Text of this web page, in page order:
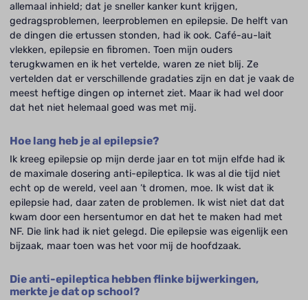
allemaal inhield; dat je sneller kanker kunt krijgen,
gedragsproblemen, leerproblemen en epilepsie. De helft van
de dingen die ertussen stonden, had ik ook. Café-au-lait
vlekken, epilepsie en fibromen. Toen mijn ouders
terugkwamen en ik het vertelde, waren ze niet blij. Ze
vertelden dat er verschillende gradaties zijn en dat je vaak de
meest heftige dingen op internet ziet. Maar ik had wel door
dat het niet helemaal goed was met mij.
Hoe lang heb je al epilepsie?
Ik kreeg epilepsie op mijn derde jaar en tot mijn elfde had ik
de maximale dosering anti-epileptica. Ik was al die tijd niet
echt op de wereld, veel aan ’t dromen, moe. Ik wist dat ik
epilepsie had, daar zaten de problemen. Ik wist niet dat dat
kwam door een hersentumor en dat het te maken had met
NF. Die link had ik niet gelegd. Die epilepsie was eigenlijk een
bijzaak, maar toen was het voor mij de hoofdzaak.
Die anti-epileptica hebben flinke bijwerkingen,
merkte je dat op school?